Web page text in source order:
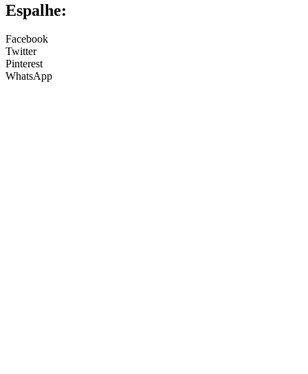
Espalhe:
Facebook
Twitter
Pinterest
WhatsApp